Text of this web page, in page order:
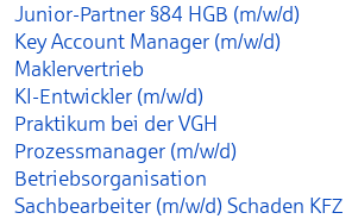
Junior-Partner §84 HGB (m/w/d)
Key Account Manager (m/w/d)
Maklervertrieb
KI-Entwickler (m/w/d)
Praktikum bei der VGH
Prozessmanager (m/w/d)
Betriebsorganisation
Sachbearbeiter (m/w/d) Schaden KFZ